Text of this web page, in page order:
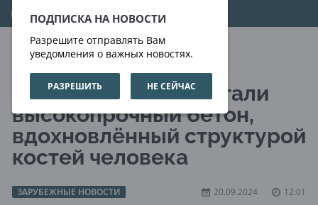
ПОДПИСКА НА НОВОСТИ
Разрешите отправлять Вам
уведомления о важных новостях.
РАЗРЕШИТЬ НЕ СЕЙЧАС
09.08.2026 12:14:06
Инженеры разработали
высокопрочный бетон,
вдохновлённый структурой
костей человека
ЗАРУБЕЖНЫЕ НОВОСТИ 20.09.2024 12:01